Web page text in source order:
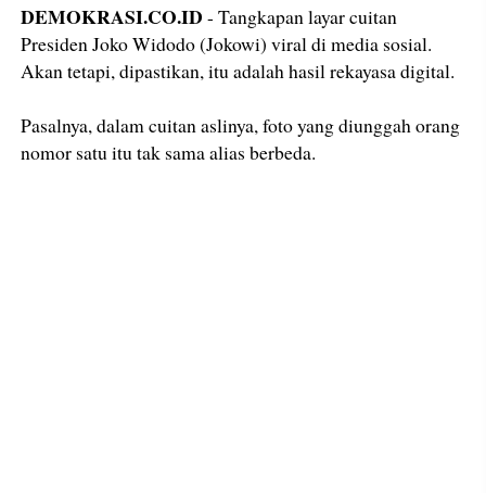
DEMOKRASI.CO.ID - Tangkapan layar cuitan
Presiden Joko Widodo (Jokowi) viral di media sosial.
Akan tetapi, dipastikan, itu adalah hasil rekayasa digital.
Pasalnya, dalam cuitan aslinya, foto yang diunggah orang
nomor satu itu tak sama alias berbeda.